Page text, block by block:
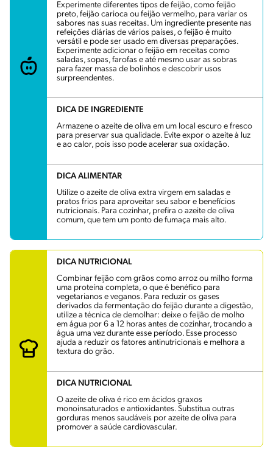
Experimente diferentes tipos de feijão, como feijão
preto, feijão carioca ou feijão vermelho, para variar os
sabores nas suas receitas. Um ingrediente presente nas
refeições diárias de vários países, o feijão é muito
versátil e pode ser usado em diversas preparações.
Experimente adicionar o feijão em receitas como
saladas, sopas, farofas e até mesmo usar as sobras
para fazer massa de bolinhos e descobrir usos
surpreendentes.
DICA DE INGREDIENTE
Armazene o azeite de oliva em um local escuro e fresco
para preservar sua qualidade. Evite expor o azeite à luz
e ao calor, pois isso pode acelerar sua oxidação.
DICA ALIMENTAR
Utilize o azeite de oliva extra virgem em saladas e
pratos frios para aproveitar seu sabor e benefícios
nutricionais. Para cozinhar, prefira o azeite de oliva
comum, que tem um ponto de fumaça mais alto.
DICA NUTRICIONAL
Combinar feijão com grãos como arroz ou milho forma
uma proteína completa, o que é benéfico para
vegetarianos e veganos. Para reduzir os gases
derivados da fermentação do feijão durante a digestão,
utilize a técnica de demolhar: deixe o feijão de molho
em água por 6 a 12 horas antes de cozinhar, trocando a
água uma vez durante esse período. Esse processo
ajuda a reduzir os fatores antinutricionais e melhora a
textura do grão.
DICA NUTRICIONAL
O azeite de oliva é rico em ácidos graxos
monoinsaturados e antioxidantes. Substitua outras
gorduras menos saudáveis por azeite de oliva para
promover a saúde cardiovascular.